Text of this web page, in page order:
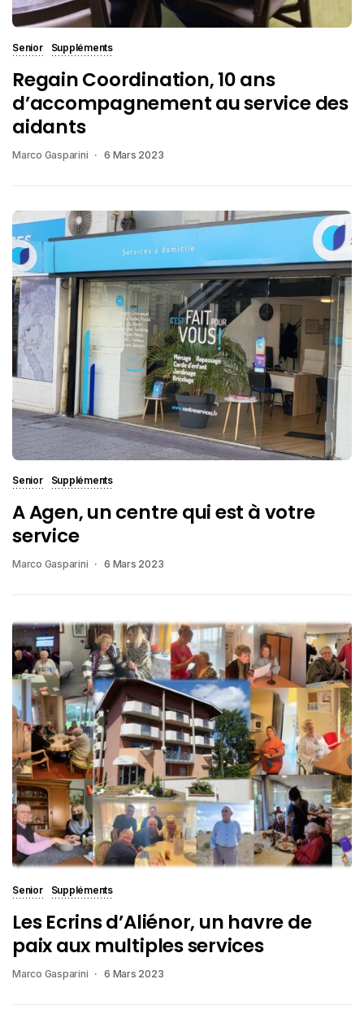
Senior Suppléments
Regain Coordination, 10 ans
d’accompagnement au service des
aidants
Marco Gasparini 6 Mars 2023
Senior Suppléments
A Agen, un centre qui est à votre
service
Marco Gasparini 6 Mars 2023
Senior Suppléments
Les Ecrins d’Aliénor, un havre de
paix aux multiples services
Marco Gasparini 6 Mars 2023